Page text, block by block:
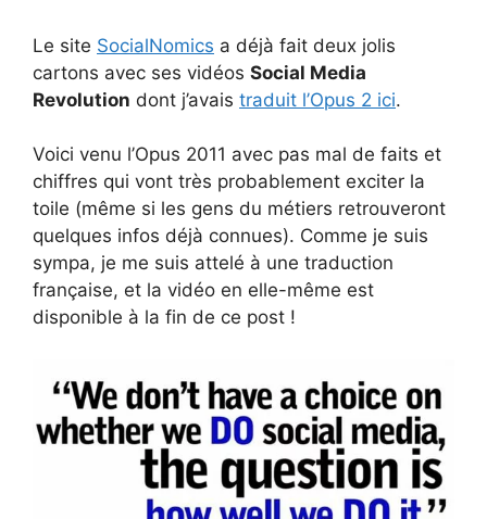
Le site SocialNomics a déjà fait deux jolis
cartons avec ses vidéos Social Media
Revolution dont j’avais traduit l’Opus 2 ici.
Voici venu l’Opus 2011 avec pas mal de faits et
chiffres qui vont très probablement exciter la
toile (même si les gens du métiers retrouveront
quelques infos déjà connues). Comme je suis
sympa, je me suis attelé à une traduction
française, et la vidéo en elle-même est
disponible à la fin de ce post !